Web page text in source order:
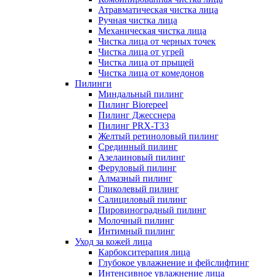
Атравматическая чистка лица
Ручная чистка лица
Механическая чистка лица
Чистка лица от черных точек
Чистка лица от угрей
Чистка лица от прыщей
Чистка лица от комедонов
Пилинги
Миндальный пилинг
Пилинг Biorepeel
Пилинг Джесснера
Пилинг PRX-T33
Желтый ретиноловый пилинг
Срединный пилинг
Азелаиновый пилинг
Феруловый пилинг
Алмазный пилинг
Гликолевый пилинг
Салициловый пилинг
Пировиноградный пилинг
Молочный пилинг
Интимный пилинг
Уход за кожей лица
Карбокситерапия лица
Глубокое увлажнение и фейслифтинг
Интенсивное увлажнение лица